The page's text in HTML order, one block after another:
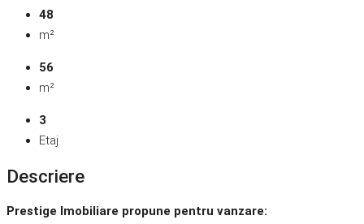
48
m²
56
m²
3
Etaj
Descriere
Prestige Imobiliare propune pentru vanzare: